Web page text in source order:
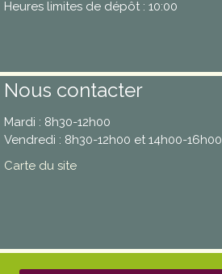
Heures limites de dépôt : 10:00
Nous contacter
Mardi : 8h30-12h00
Vendredi : 8h30-12h00 et 14h00-16h00
Carte du site